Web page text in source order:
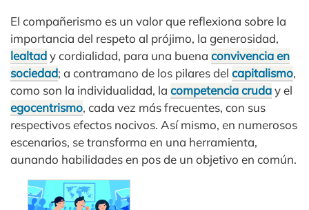
El compañerismo es un valor que reflexiona sobre la
importancia del respeto al prójimo, la generosidad,
lealtady cordialidad, para una buena convivencia en
sociedad; a contramano de los pilares del capitalismo,
como son la individualidad, la competencia cruday el
egocentrismo, cada vez más frecuentes, con sus
respectivos efectos nocivos. Así mismo, en numerosos
escenarios, se transforma en una herramienta,
aunando habilidades en pos de un objetivo en común.